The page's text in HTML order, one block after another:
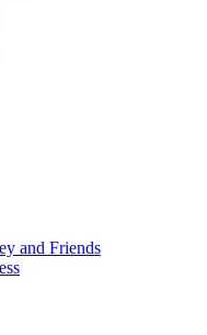
and Friends